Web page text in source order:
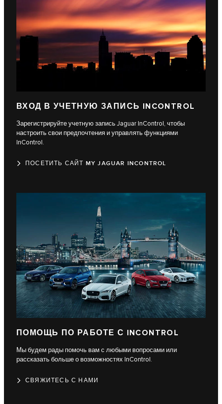
ВХОД В УЧЕТНУЮ ЗАПИСЬ INCONTROL
Зарегистрируйте учетную запись Jaguar InControl, чтобы
настроить свои предпочтения и управлять функциями
InControl.
ПОСЕТИТЬ САЙТ MY JAGUAR INCONTROL
ПОМОЩЬ ПО РАБОТЕ С INCONTROL
Мы будем рады помочь вам с любыми вопросами или
рассказать больше о возможностях InControl.
СВЯЖИТЕСЬ С НАМИ